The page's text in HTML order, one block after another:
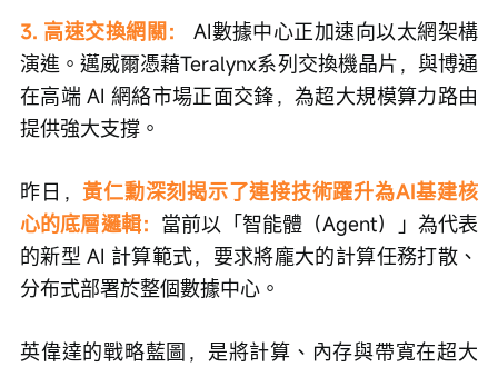
3. 高速交換網關：
AI數據中心正加速向以太網架構
演進。邁威爾憑藉Teralynx系列交換機晶片，與博通
在高端 AI 網絡市場正面交鋒，為超大規模算力路由
提供強大支撐。
昨日， 黃仁勳深刻揭示了連接技術躍升為AI基建核
心的底層邏輯： 當前以「智能體（Agent）」為代表
的新型 AI 計算範式，要求將龐大的計算任務打散、
分布式部署於整個數據中心。
英偉達的戰略藍圖，是將計算、內存與帶寬在超大